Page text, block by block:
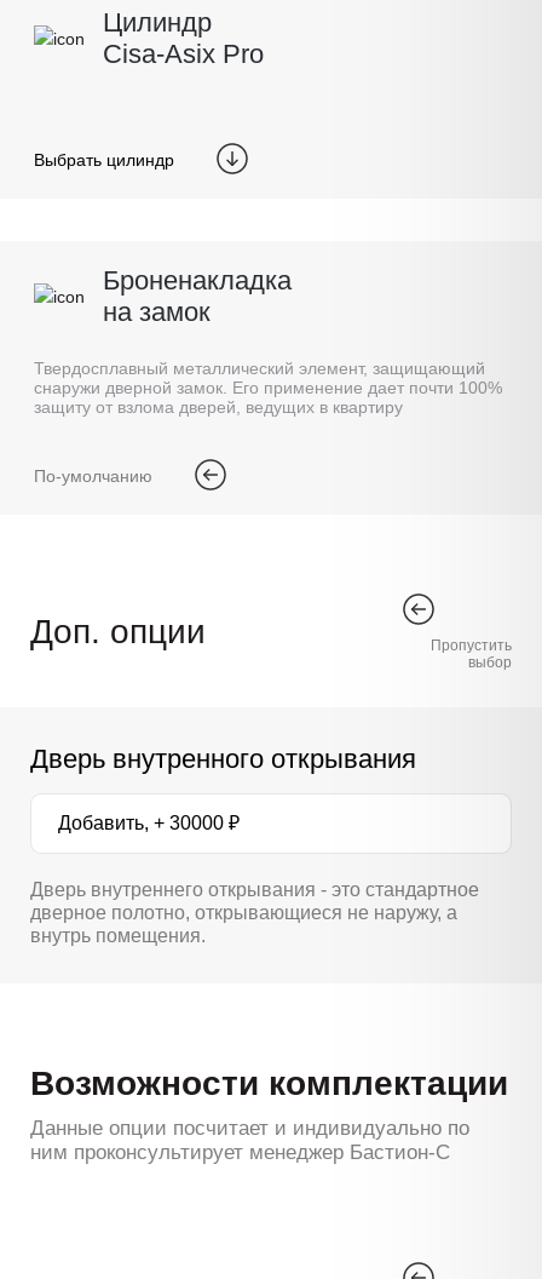
Цилиндр
Cisa-Asix Pro
Выбрать цилиндр
Броненакладка
на замок
Твердосплавный металлический элемент, защищающий
снаружи дверной замок. Его применение дает почти 100%
защиту от взлома дверей, ведущих в квартиру
По-умолчанию
Доп. опции
Пропустить
выбор
Дверь внутренного открывания
Добавить, + 30000 ₽
Дверь внутреннего открывания - это стандартное
дверное полотно, открывающиеся не наружу, а
внутрь помещения.
Возможности комплектации
Данные опции посчитает и индивидуально по
ним проконсультирует менеджер Бастион-С